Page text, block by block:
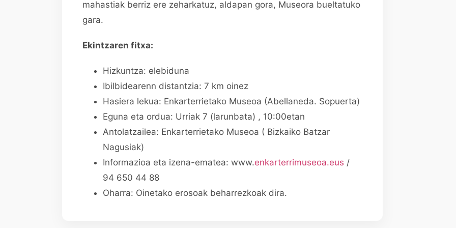
mahastiak berriz ere zeharkatuz, aldapan gora, Museora bueltatuko
gara.
Ekintzaren fitxa:
Hizkuntza: elebiduna
Ibilbidearenn distantzia: 7 km oinez
Hasiera lekua: Enkarterrietako Museoa (Abellaneda. Sopuerta)
Eguna eta ordua: Urriak 7 (larunbata) , 10:00etan
Antolatzailea: Enkarterrietako Museoa ( Bizkaiko Batzar
Nagusiak)
Informazioa eta izena-ematea: www.enkarterrimuseoa.eus /
94 650 44 88
Oharra: Oinetako erosoak beharrezkoak dira.